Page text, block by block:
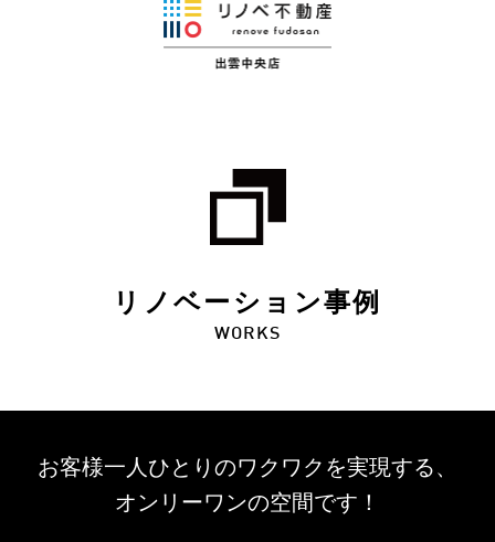
リノベーション事例
WORKS
お客様一人ひとりのワクワクを実現する、
オンリーワンの空間です！